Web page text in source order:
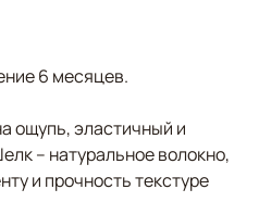
6 месяцев.
ощупь, эластичный и
– натуральное волокно,
и прочность текстуре